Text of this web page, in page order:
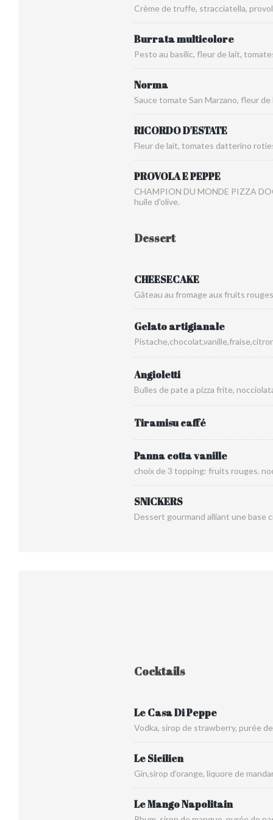
Crème de truffe, stracciatella,
Burrata multicolore
Pesto au basilic, fleur de lait,
Norma
Sauce tomate San Marzano, fleur
RICORDO D'ESTATE
Fleur de lait, tomates datterino
PROVOLA E PEPPE
CHAMPION DU MONDE PIZZA
huile d'olive.
Dessert
CHEESECAKE
Gâteau au fromage aux fruits rouges
Gelato artigianale
Angioletti
Bulles de pate a pizza frite,
Tiramisu caffé
Panna cotta vanille
choix de 3 topping: fruits rouges.
SNICKERS
Dessert gourmand alliant une base
Cocktails
Le Casa Di Peppe
Vodka, sirop de strawberry, purée
Le Sicilien
Gin,sirop d’orange, liquore de
Le Mango Napolitain